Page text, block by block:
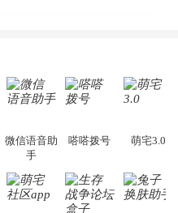
微信语音助
手
嗒嗒拨号 萌宅3.0